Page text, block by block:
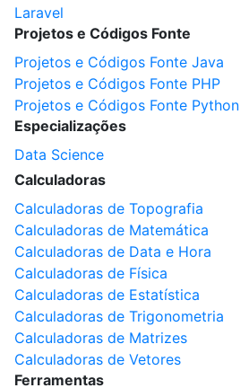
Laravel
Projetos e Códigos Fonte
Projetos e Códigos Fonte Java
Projetos e Códigos Fonte PHP
Projetos e Códigos Fonte Python
Especializações
Data Science
Calculadoras
Calculadoras de Topografia
Calculadoras de Matemática
Calculadoras de Data e Hora
Calculadoras de Física
Calculadoras de Estatística
Calculadoras de Trigonometria
Calculadoras de Matrizes
Calculadoras de Vetores
Ferramentas